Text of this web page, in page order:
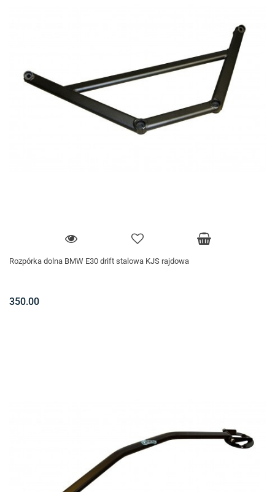
Rozpórka dolna BMW E30 drift stalowa KJS rajdowa
350.00